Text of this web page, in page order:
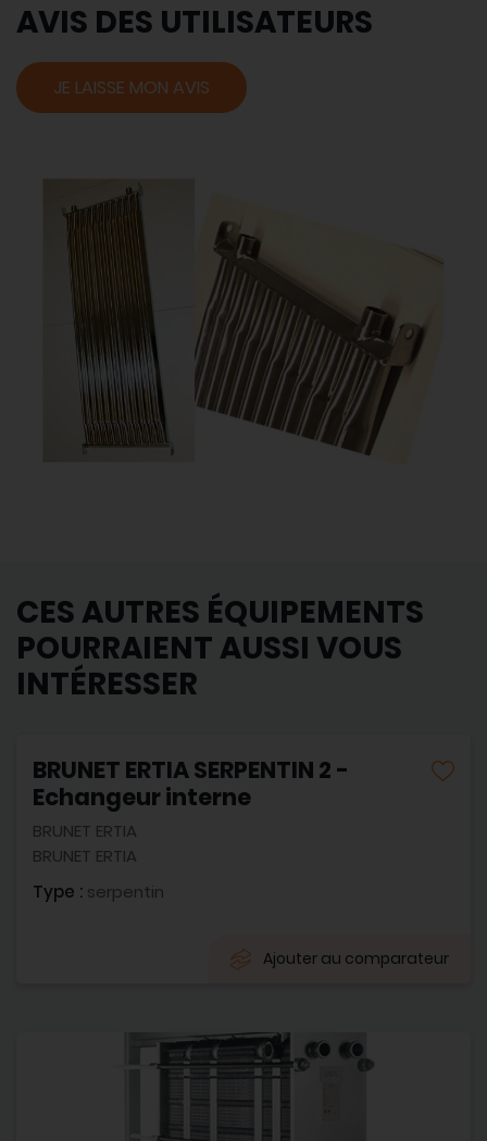
AVIS DES UTILISATEURS
JE LAISSE MON AVIS
CES AUTRES ÉQUIPEMENTS
POURRAIENT AUSSI VOUS
INTÉRESSER
BRUNET ERTIA SERPENTIN 2 -
Echangeur interne
BRUNET ERTIA
BRUNET ERTIA
Type : serpentin
Ajouter au comparateur